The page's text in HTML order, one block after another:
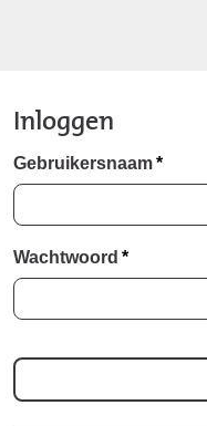
Inloggen
Gebruikersnaam *
Wachtwoord *